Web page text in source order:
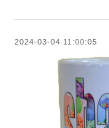
2024-03-04 11:00:05